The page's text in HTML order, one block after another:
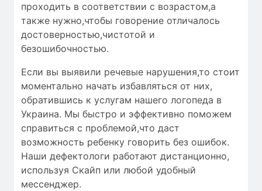
проходить в соответствии с возрастом,а
также нужно,чтобы говорение отличалось
достоверностью,чистотой и
безошибочностью.
Если вы выявили речевые нарушения,то стоит
моментально начать избавляться от них,
обратившись к услугам нашего логопеда в
Украина. Мы быстро и эффективно поможем
справиться с проблемой,что даст
возможность ребенку говорить без ошибок.
Наши дефектологи работают дистанционно,
используя Скайп или любой удобный
мессенджер.